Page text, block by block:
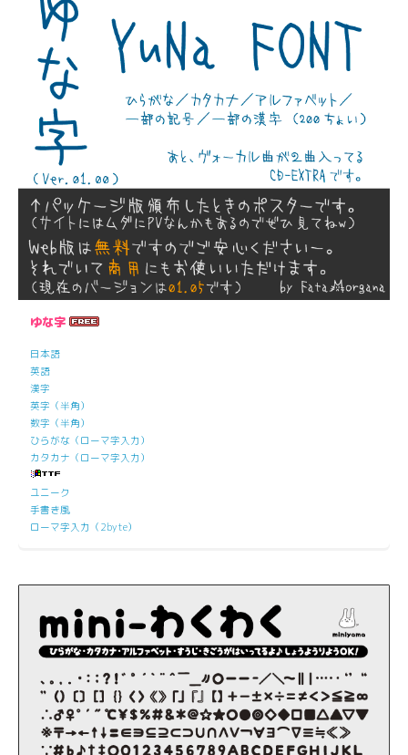
ゆな字
日本語
英語
漢字
英字（半角）
数字（半角）
ひらがな（ローマ字入力）
カタカナ（ローマ字入力）
ユニーク
手書き風
ローマ字入力（2byte）